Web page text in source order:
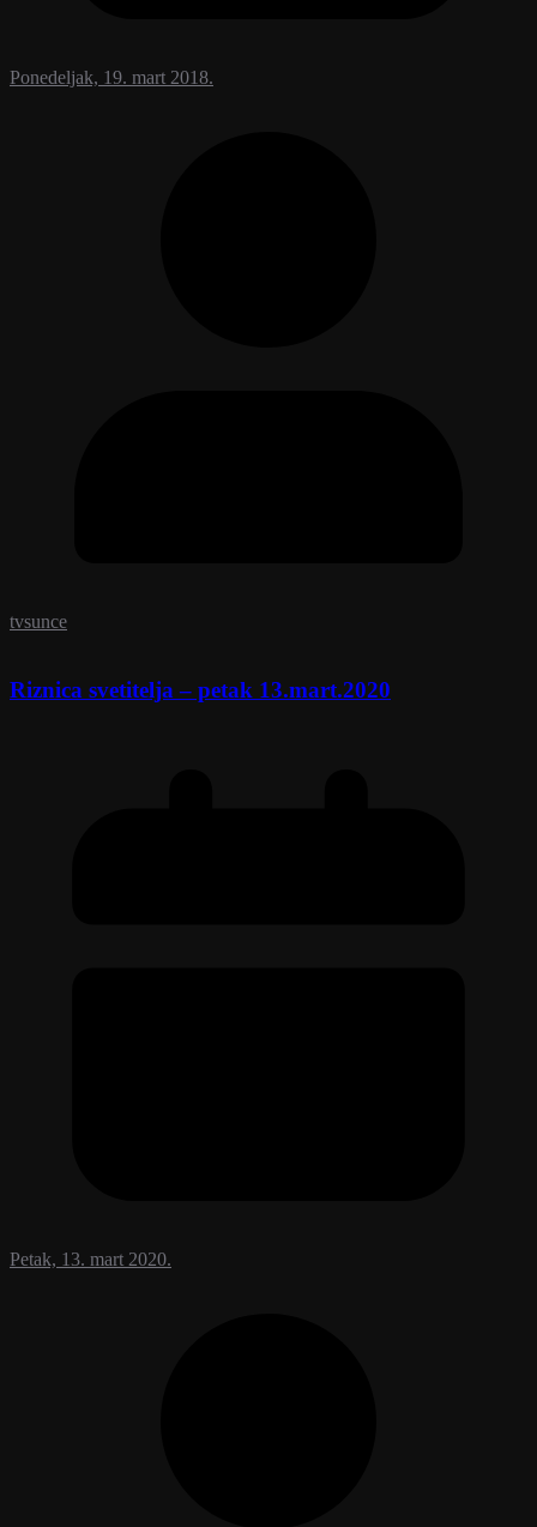
Ponedeljak, 19. mart 2018.
tvsunce
Riznica svetitelja – petak 13.mart.2020
Petak, 13. mart 2020.